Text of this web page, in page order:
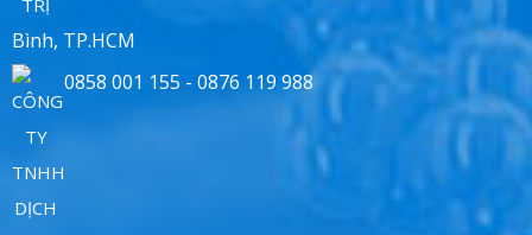
Bình, TP.HCM
0858 001 155 - 0876 119 988